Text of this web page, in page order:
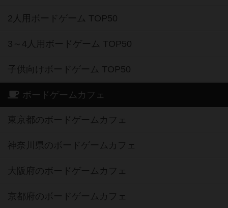
2人用ボードゲーム TOP50
3～4人用ボードゲーム TOP50
子供向けボードゲーム TOP50
ボードゲームカフェ
東京都のボードゲームカフェ
神奈川県のボードゲームカフェ
大阪府のボードゲームカフェ
京都府のボードゲームカフェ